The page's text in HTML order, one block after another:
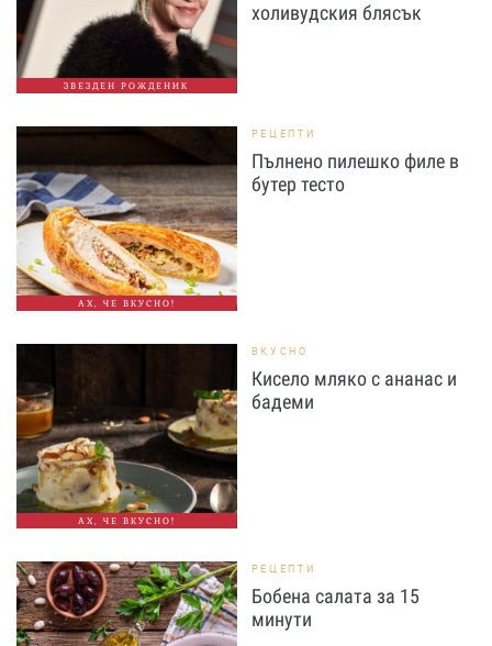
ЗВЕЗДЕН РОЖДЕНИК
холивудския блясък
АХ, ЧЕ ВКУСНО!
РЕЦЕПТИ
Пълнено пилешко филе в
бутер тесто
АХ, ЧЕ ВКУСНО!
ВКУСНО
Кисело мляко с ананас и
бадеми
РЕЦЕПТИ
Бобена салата за 15
минути